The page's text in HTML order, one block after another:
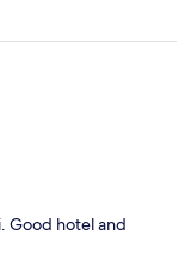
Good hotel and